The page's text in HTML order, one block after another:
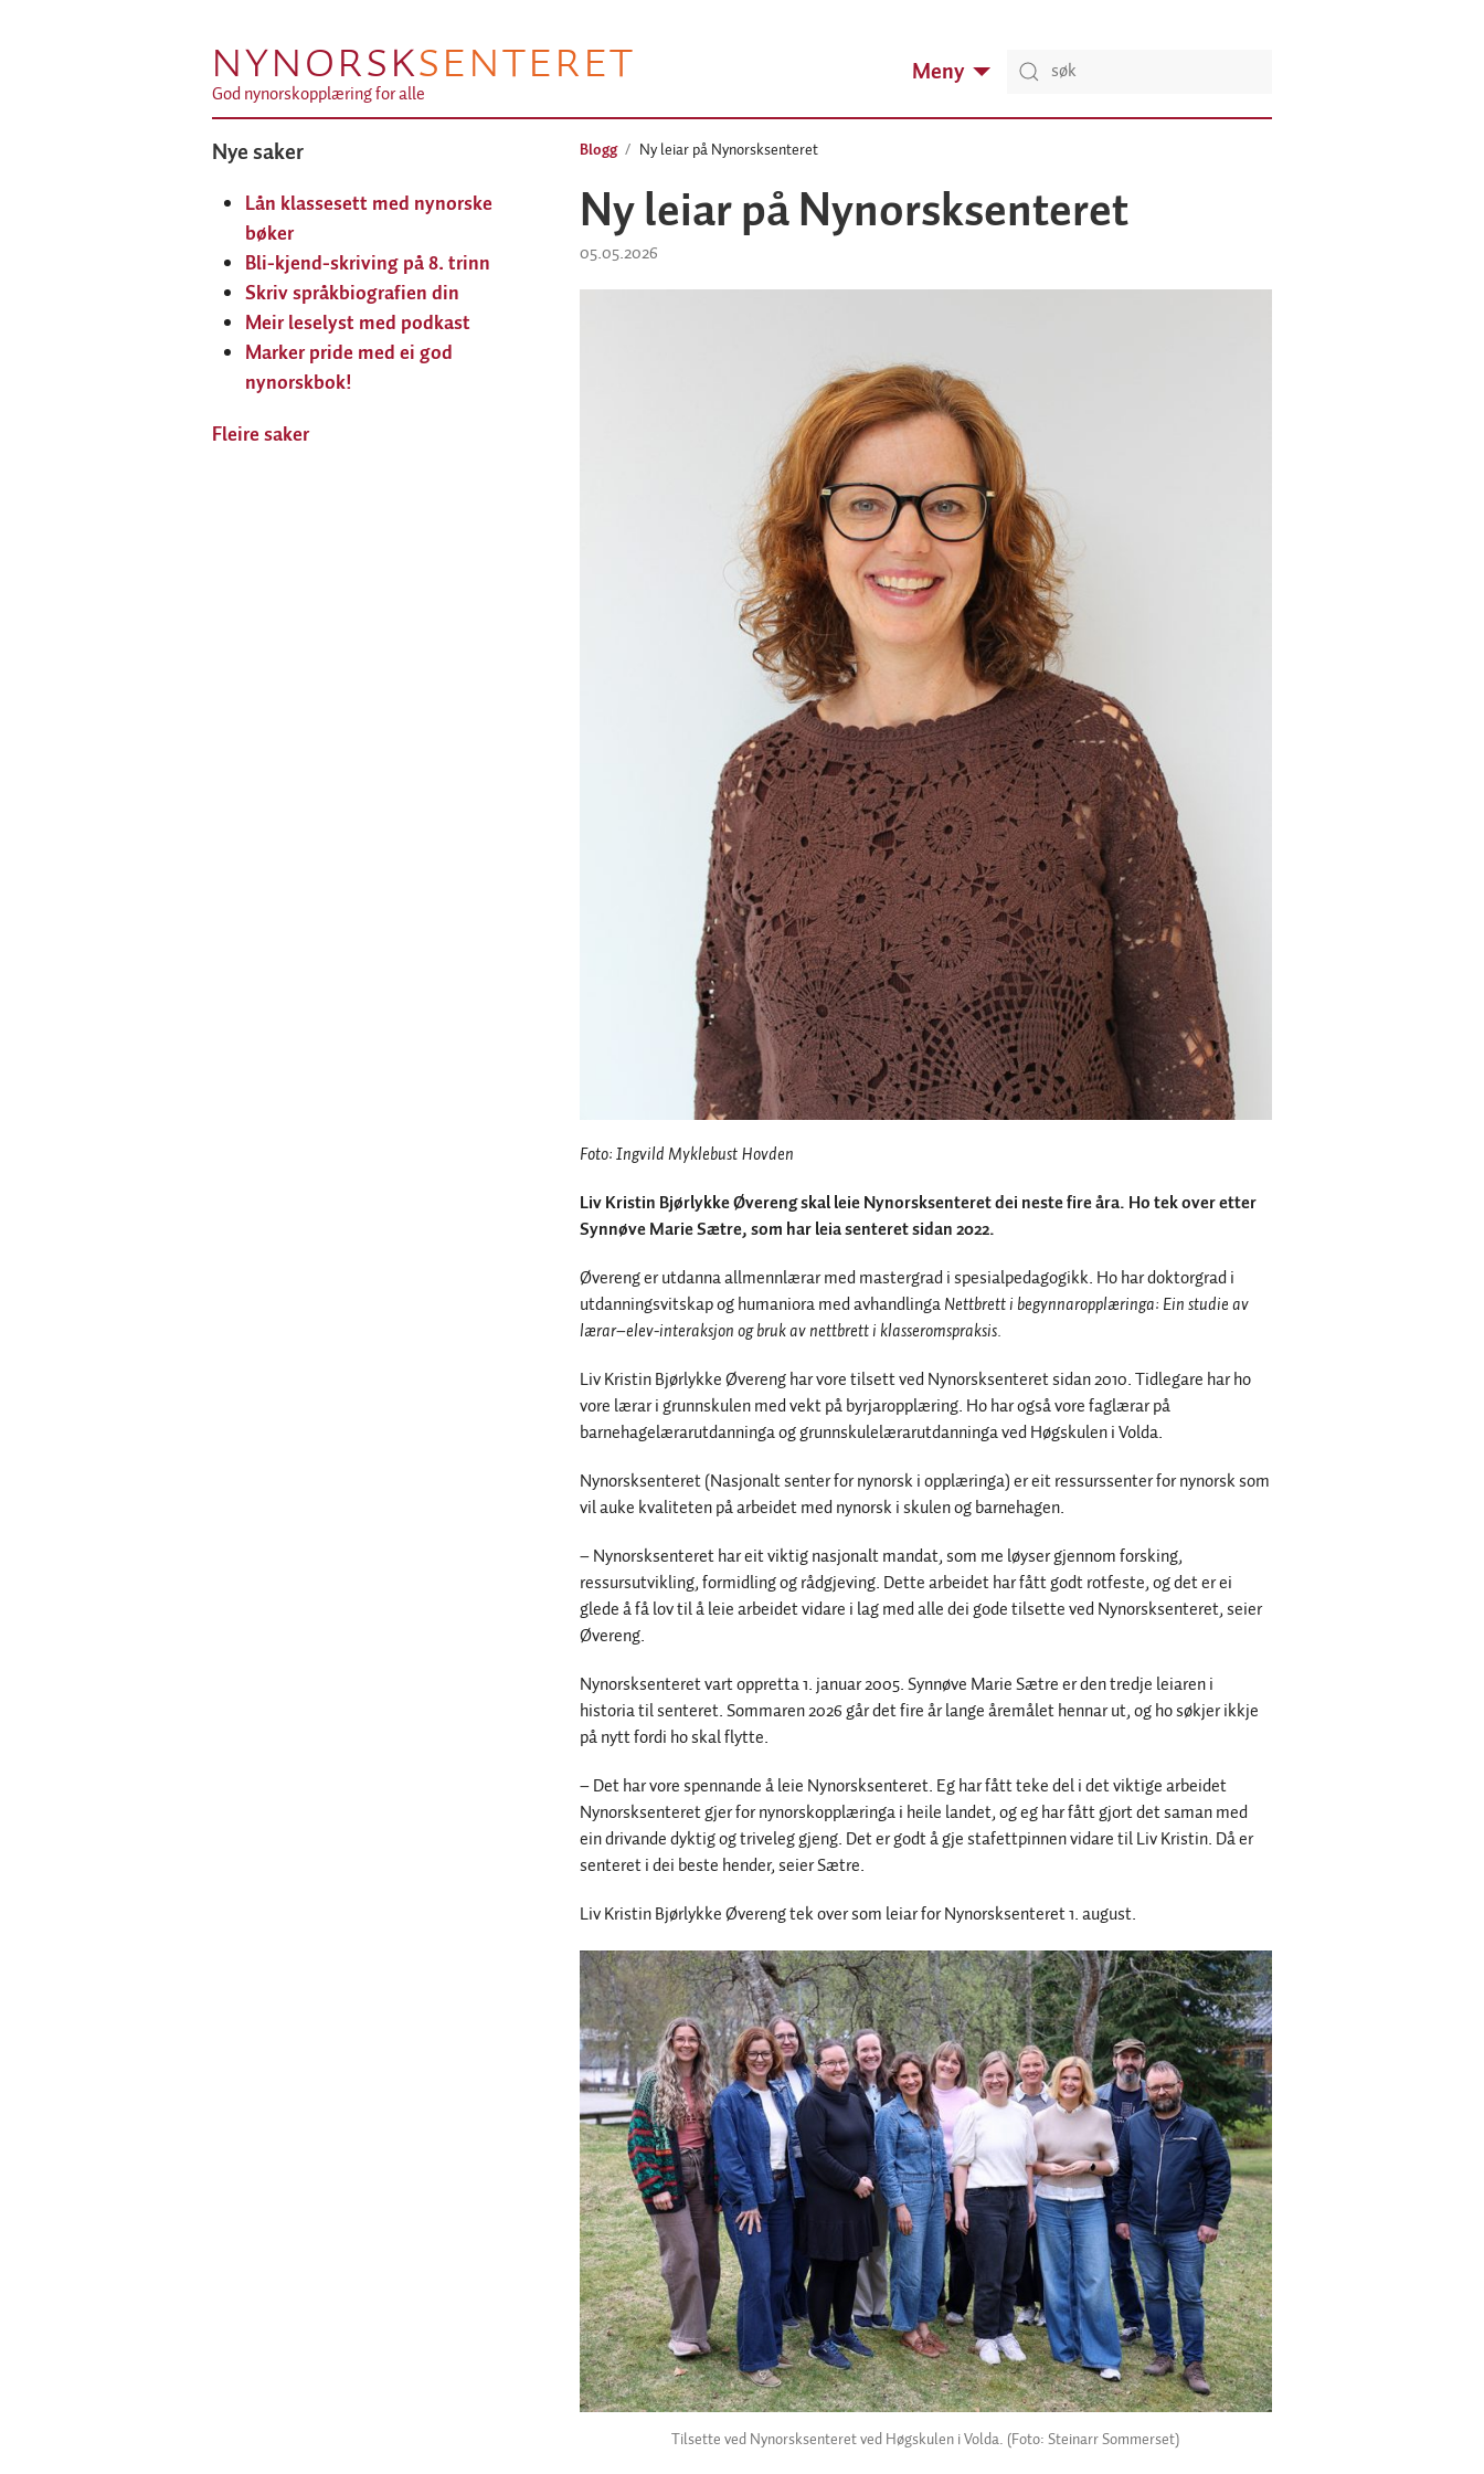
NYNORSKSENTERET
God nynorskopplæring for alle
Meny
Nye saker
Lån klassesett med nynorske
bøker
Bli-kjend-skriving på 8. trinn
Skriv språkbiografien din
Meir leselyst med podkast
Marker pride med ei god
nynorskbok!
Fleire saker
Blogg Ny leiar på Nynorsksenteret
Ny leiar på Nynorsksenteret
05.05.2026
Foto: Ingvild Myklebust Hovden
Liv Kristin Bjørlykke Øvereng skal leie Nynorsksenteret dei neste fire åra. Ho tek over etter
Synnøve Marie Sætre, som har leia senteret sidan 2022.
Øvereng er utdanna allmennlærar med mastergrad i spesialpedagogikk. Ho har doktorgrad i
utdanningsvitskap og humaniora med avhandlingaNettbrett i begynnaropplæringa: Ein studie av
lærar–elev-interaksjon og bruk av nettbrett i klasseromspraksis.
Liv Kristin Bjørlykke Øvereng har vore tilsett ved Nynorsksenteret sidan 2010. Tidlegare har ho
vore lærar i grunnskulen med vekt på byrjaropplæring. Ho har også vore faglærar på
barnehagelærarutdanninga og grunnskulelærarutdanninga ved Høgskulen i Volda.
Nynorsksenteret (Nasjonalt senter for nynorsk i opplæringa) er eit ressurssenter for nynorsk som
vil auke kvaliteten på arbeidet med nynorsk i skulen og barnehagen.
– Nynorsksenteret har eit viktig nasjonalt mandat, som me løyser gjennom forsking,
ressursutvikling, formidling og rådgjeving. Dette arbeidet har fått godt rotfeste, og det er ei
glede å få lov til å leie arbeidet vidare i lag med alle dei gode tilsette ved Nynorsksenteret, seier
Øvereng.
Nynorsksenteret vart oppretta 1. januar 2005. Synnøve Marie Sætre er den tredje leiaren i
historia til senteret. Sommaren 2026 går det fire år lange åremålet hennar ut, og ho søkjer ikkje
på nytt fordi ho skal flytte.
– Det har vore spennande å leie Nynorsksenteret. Eg har fått teke del i det viktige arbeidet
Nynorsksenteret gjer for nynorskopplæringa i heile landet, og eg har fått gjort det saman med
ein drivande dyktig og triveleg gjeng. Det er godt å gje stafettpinnen vidare til Liv Kristin. Då er
senteret i dei beste hender, seier Sætre.
Liv Kristin Bjørlykke Øvereng tek over som leiar for Nynorsksenteret 1. august.
Tilsette ved Nynorsksenteret ved Høgskulen i Volda. (Foto: Steinarr Sommerset)